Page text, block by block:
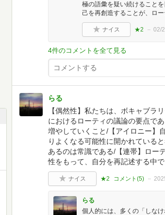
極の語彙を疑い続けること
己を再創造することが、ロ
ナイス ★2 02/
4件のコメントを全て見る
らる
【偶然性】私たちは、ボキャブ
におけるローティの議論の要点で
増やしていくこと/【アイロニー】
りよくなる可能性に開かれている
あるのは常識である/【連帯】ロー
性をもって、自分を再記述する中
ナイス ★2 コメント(5)
らる
個人的には、多くの「しな